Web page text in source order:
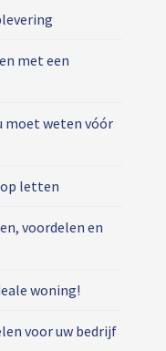
met een
moet weten vóór
op letten
voordelen en
woning!
voor uw bedrijf